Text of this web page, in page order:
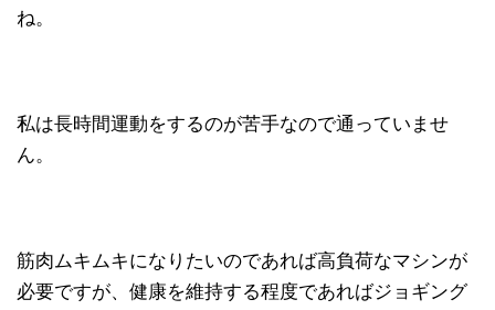
ね。
私は長時間運動をするのが苦手なので通っていませ
ん。
筋肉ムキムキになりたいのであれば高負荷なマシンが
必要ですが、健康を維持する程度であればジョギング